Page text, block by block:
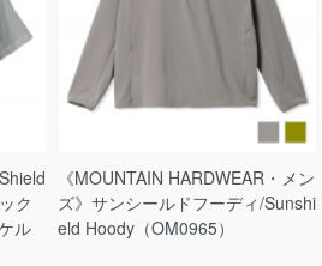
ク
ル
《MOUNTAIN HARDWEAR・メン
ズ》サンシールドフーディ/Sunshi
eld Hoody（OM0965）